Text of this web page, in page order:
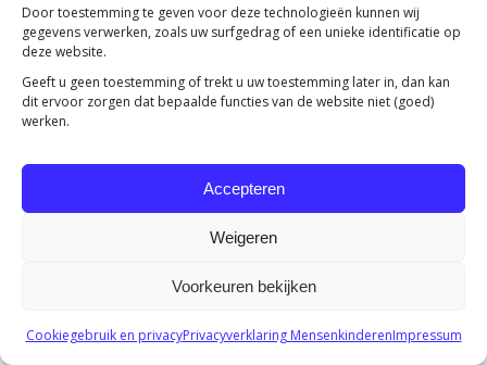
Door toestemming te geven voor deze technologieën kunnen wij
gegevens verwerken, zoals uw surfgedrag of een unieke identificatie op
deze website.
Geeft u geen toestemming of trekt u uw toestemming later in, dan kan
dit ervoor zorgen dat bepaalde functies van de website niet (goed)
werken.
Accepteren
Weigeren
Voorkeuren bekijken
Cookiegebruik en privacyPrivacyverklaring MensenkinderenImpressum